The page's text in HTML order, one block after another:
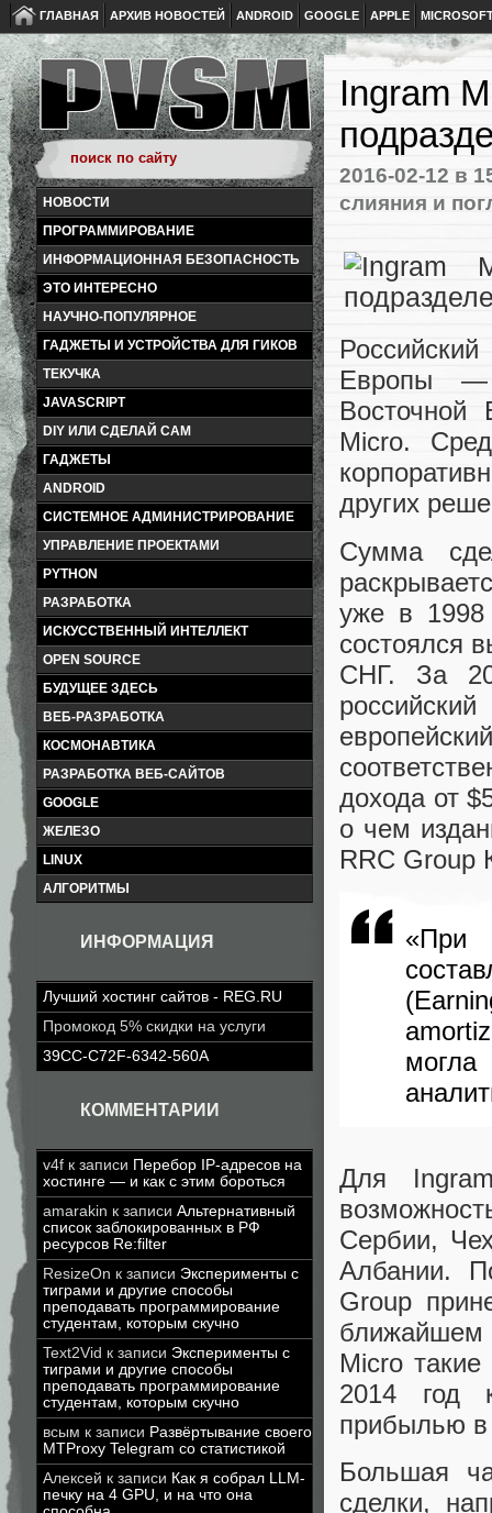
ГЛАВНАЯ АРХИВ НОВОСТЕЙ ANDROID GOOGLE APPLE
НОВОСТИ
ПРОГРАММИРОВАНИЕ
ИНФОРМАЦИОННАЯ БЕЗОПАСНОСТЬ
ЭТО ИНТЕРЕСНО
НАУЧНО-ПОПУЛЯРНОЕ
ГАДЖЕТЫ И УСТРОЙСТВА ДЛЯ ГИКОВ
ТЕКУЧКА
JAVASCRIPT
DIY ИЛИ СДЕЛАЙ САМ
ГАДЖЕТЫ
ANDROID
СИСТЕМНОЕ АДМИНИСТРИРОВАНИЕ
УПРАВЛЕНИЕ ПРОЕКТАМИ
PYTHON
РАЗРАБОТКА
ИСКУССТВЕННЫЙ ИНТЕЛЛЕКТ
OPEN SOURCE
БУДУЩЕЕ ЗДЕСЬ
ВЕБ-РАЗРАБОТКА
КОСМОНАВТИКА
РАЗРАБОТКА ВЕБ-САЙТОВ
GOOGLE
ЖЕЛЕЗО
LINUX
АЛГОРИТМЫ
ИНФОРМАЦИЯ
Лучший хостинг сайтов - REG.RU
Промокод 5% скидки на услуги
39CC-C72F-6342-560A
КОММЕНТАРИИ
v4f к записи Перебор IP-адресов на
хостинге — и как с этим бороться
amarakin к записи Альтернативный
список заблокированных в РФ
ресурсов Re:filter
ResizeOn к записи Эксперименты с
тиграми и другие способы
преподавать программирование
студентам, которым скучно
Text2Vid к записи Эксперименты с
тиграми и другие способы
преподавать программирование
студентам, которым скучно
всым к записи Развёртывание своего
MTProxy Telegram со статистикой
Алексей к записи Как я собрал LLM-
печку на 4 GPU, и на что она
Ingram
2016-02-12 в
слияния и
Европы —
Восточной
Micro.
других
Сумма
уже в 1998
состоялся
СНГ. За
дохода от
о чем
RRC Group
«При
Для
Сербии,
Албании.
Group
ближайшем
Micro
2014 год
прибылью
Большая
сделки,